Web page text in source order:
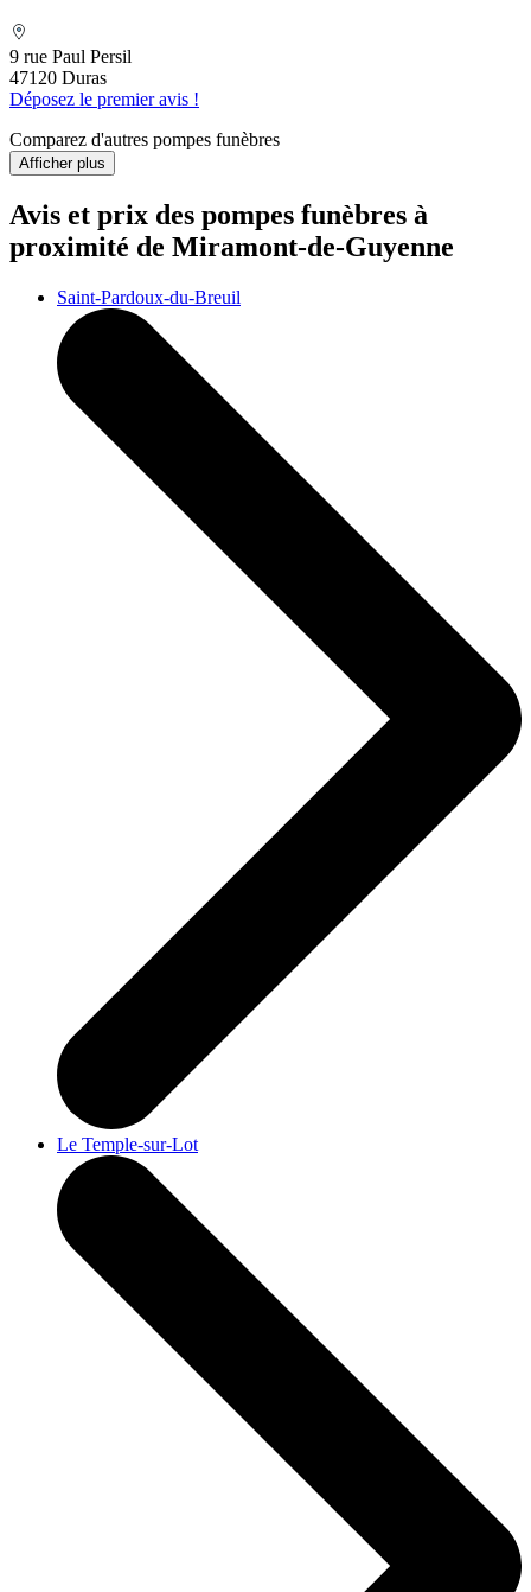
9 rue Paul Persil
47120 Duras
Déposez le premier avis !
Comparez d'autres pompes funèbres
Afficher plus
Avis et prix des pompes funèbres à
proximité de Miramont-de-Guyenne
Saint-Pardoux-du-Breuil
Le Temple-sur-Lot